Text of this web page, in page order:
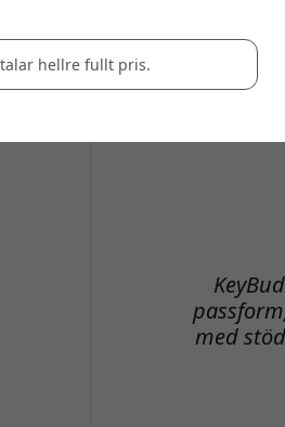
med
hellre fullt pris.